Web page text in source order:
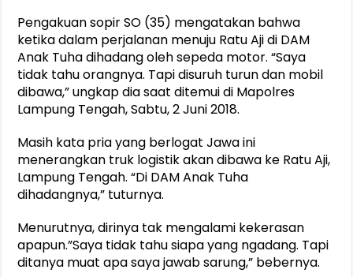
Pengakuan sopir SO (35) mengatakan bahwa
ketika dalam perjalanan menuju Ratu Aji di DAM
Anak Tuha dihadang oleh sepeda motor. “Saya
tidak tahu orangnya. Tapi disuruh turun dan mobil
dibawa,” ungkap dia saat ditemui di Mapolres
Lampung Tengah, Sabtu, 2 Juni 2018.
Masih kata pria yang berlogat Jawa ini
menerangkan truk logistik akan dibawa ke Ratu Aji,
Lampung Tengah. “Di DAM Anak Tuha
dihadangnya,” tuturnya.
Menurutnya, dirinya tak mengalami kekerasan
apapun.”Saya tidak tahu siapa yang ngadang. Tapi
ditanya muat apa saya jawab sarung,” bebernya.